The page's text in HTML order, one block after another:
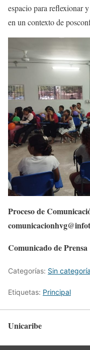
espacio para reflexionar
en un contexto de
Proceso de
Comunicado de Prensa
Categorías: Sin categoría
Etiquetas: Principal
Unicaribe